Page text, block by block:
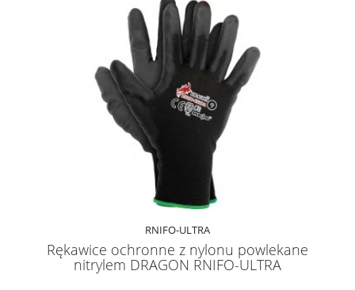
RNIFO-ULTRA
Rękawice ochronne z nylonu powlekane
nitrylem DRAGON RNIFO-ULTRA